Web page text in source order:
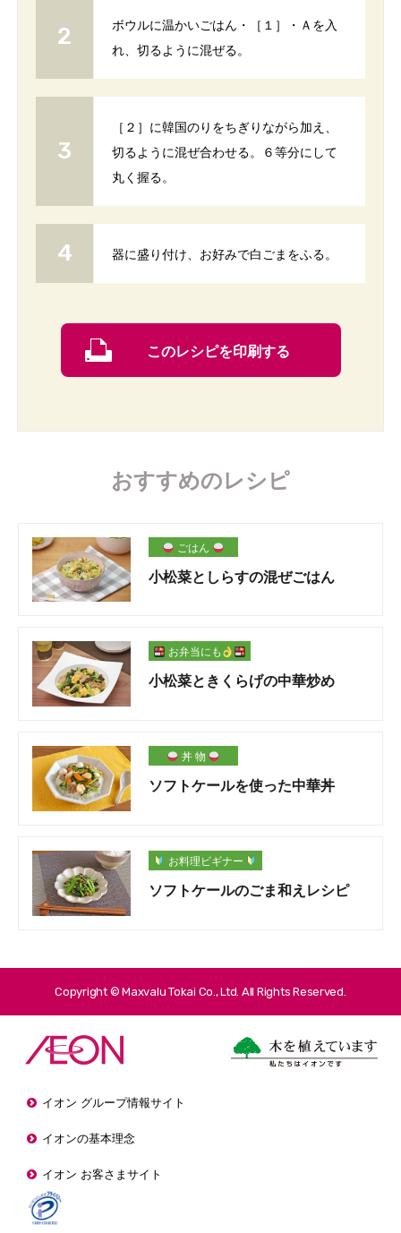
ボウルに温かいごはん・［１］・Ａを入
れ、切るように混ぜる。
［２］に韓国のりをちぎりながら加え、
切るように混ぜ合わせる。６等分にして
丸く握る。
器に盛り付け、お好みで白ごまをふる。
このレシピを印刷する
おすすめのレシピ
ごはん
小松菜としらすの混ぜごはん
お弁当にも
小松菜ときくらげの中華炒め
丼 物
ソフトケールを使った中華丼
お料理ビギナー
ソフトケールのごま和えレシピ
Copyright © Maxvalu Tokai Co., Ltd. All Rights Reserved.
イオン グループ情報サイト
イオンの基本理念
イオン お客さまサイト